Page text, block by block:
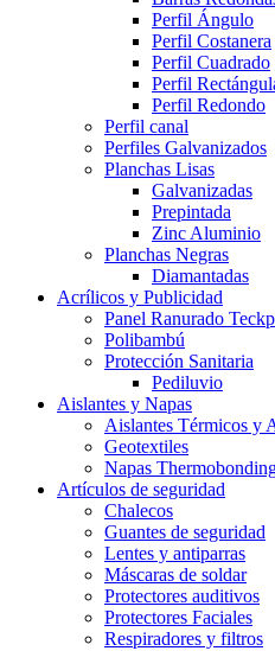
Perfil Ángulo
Perfil Costanera
Perfil Cuadrado
Perfil
Perfil Redondo
Perfil canal
Perfiles Galvanizados
Planchas Lisas
Galvanizadas
Prepintada
Zinc Aluminio
Planchas Negras
Diamantadas
Acrílicos y Publicidad
Panel Ranurado
Polibambú
Protección Sanitaria
Pediluvio
Aislantes y Napas
Aislantes Térmicos y
Geotextiles
Napas
Artículos de seguridad
Chalecos
Guantes de seguridad
Lentes y antiparras
Máscaras de soldar
Protectores auditivos
Protectores Faciales
Respiradores y filtros